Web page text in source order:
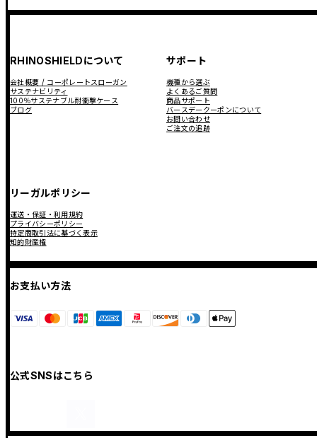
RHINOSHIELDについて
会社概要 / コーポレートスローガン
サステナビリティ
100％サステナブル耐衝撃ケース
ブログ
サポート
機種から選ぶ
よくあるご質問
商品サポート
バースデークーポンについて
お問い合わせ
ご注文の追跡
リーガルポリシー
運送・保証・利用規約
プライバシーポリシー
特定商取引法に基づく表示
知的財産権
お支払い方法
公式SNSはこちら